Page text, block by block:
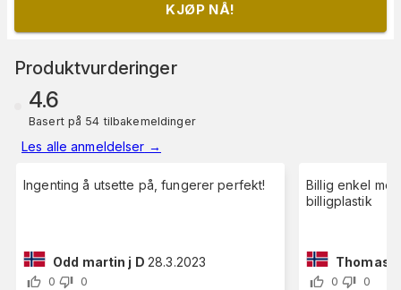
KJØP NÅ!
Produktvurderinger
4.6
Basert på 54 tilbakemeldinger
Les alle anmeldelser →
Ingenting å utsette på, fungerer perfekt!
Odd martin j D 28.3.2023
0 0
Billig enkel
billigplastik
Thomas
0 0